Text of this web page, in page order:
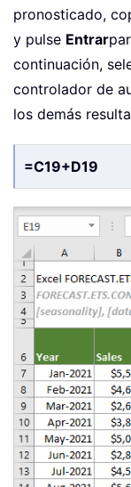
pronosticado,
y pulse Entrar
continuación,
controlador de
los demás
=C19+D19